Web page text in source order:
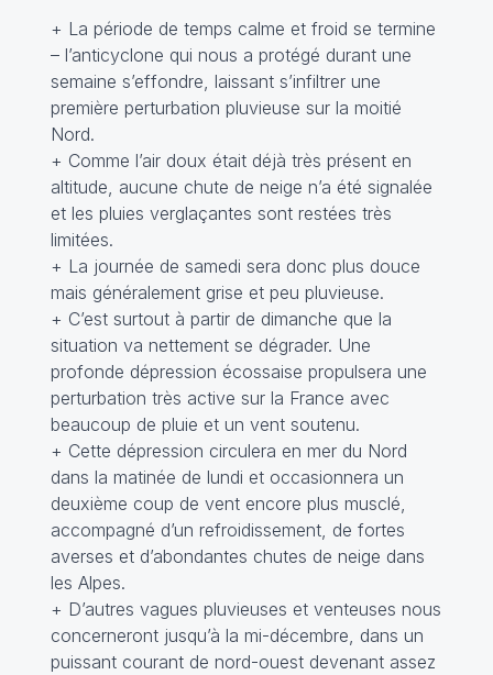
+ La période de temps calme et froid se termine
– l’anticyclone qui nous a protégé durant une
semaine s’effondre, laissant s’infiltrer une
première perturbation pluvieuse sur la moitié
Nord.
+ Comme l’air doux était déjà très présent en
altitude, aucune chute de neige n’a été signalée
et les pluies verglaçantes sont restées très
limitées.
+ La journée de samedi sera donc plus douce
mais généralement grise et peu pluvieuse.
+ C’est surtout à partir de dimanche que la
situation va nettement se dégrader. Une
profonde dépression écossaise propulsera une
perturbation très active sur la France avec
beaucoup de pluie et un vent soutenu.
+ Cette dépression circulera en mer du Nord
dans la matinée de lundi et occasionnera un
deuxième coup de vent encore plus musclé,
accompagné d’un refroidissement, de fortes
averses et d’abondantes chutes de neige dans
les Alpes.
+ D’autres vagues pluvieuses et venteuses nous
concerneront jusqu’à la mi-décembre, dans un
puissant courant de nord-ouest devenant assez